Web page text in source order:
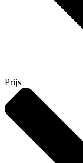
Prijs